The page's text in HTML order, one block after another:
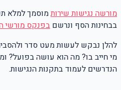
מורשה נגישות שירותמוסמך למלא
בבחינות הסף ונרשם בפנקס מורשי
להלן נבקש לעשות מעט סדר
מי חייב בו? מה הוא עושה בפועל?
הנדרשים לעמוד בתקנות הנגישות.